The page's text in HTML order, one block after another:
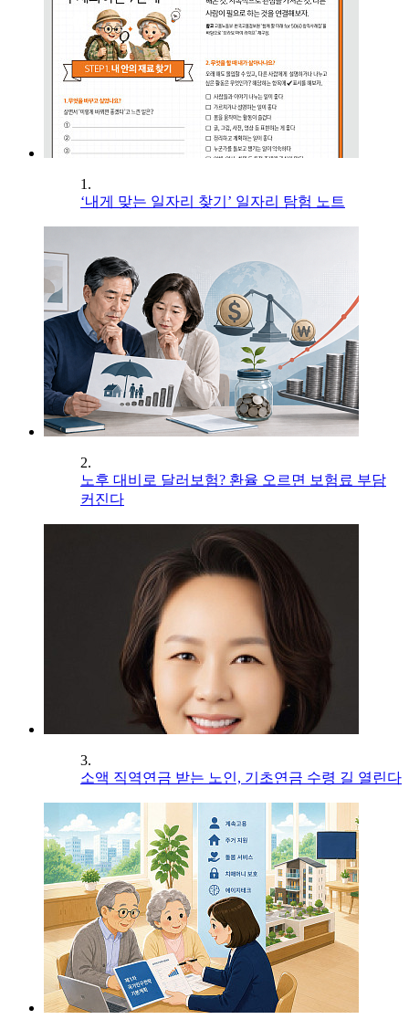
1.
‘내게 맞는 일자리 찾기’ 일자리 탐험 노트
2.
노후 대비로 달러보험? 환율 오르면 보험료 부담
커진다
3.
소액 직역연금 받는 노인, 기초연금 수령 길 열린다